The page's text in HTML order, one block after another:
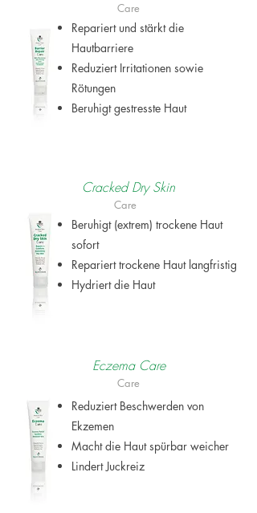
Care
Repariert und stärkt die
Hautbarriere
Reduziert Irritationen sowie
Rötungen
Beruhigt gestresste Haut
Cracked Dry Skin
Care
Beruhigt (extrem) trockene Haut
sofort
Repariert trockene Haut langfristig
Hydriert die Haut
Eczema Care
Care
Reduziert Beschwerden von
Ekzemen
Macht die Haut spürbar weicher
Lindert Juckreiz